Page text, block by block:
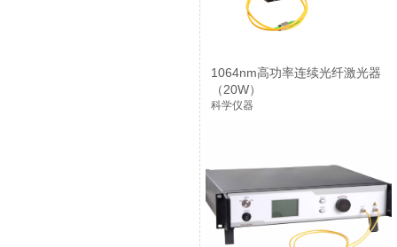
1064nm高功率连续光纤激光器
（20W）
科学仪器